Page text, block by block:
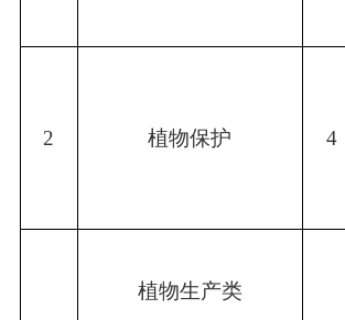
2 植物保护 4
植物生产类